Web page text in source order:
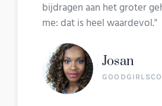
bijdragen aan het groter
me: dat is heel waardevol."
Josan